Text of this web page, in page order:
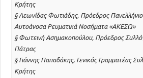
Κρήτης
§ Λεωνίδας Φωτιάδης, Πρόεδρος
Αυτοάνοσα Ρευματικά Νοσήματα «ΑΚΕΣΩ»
§ Φωτεινή Ασημακοπούλου, Πρόεδρος
Πάτρας
§ Γιάννης Παπαδάκης, Γενικός Γραμματέας
Κρήτης